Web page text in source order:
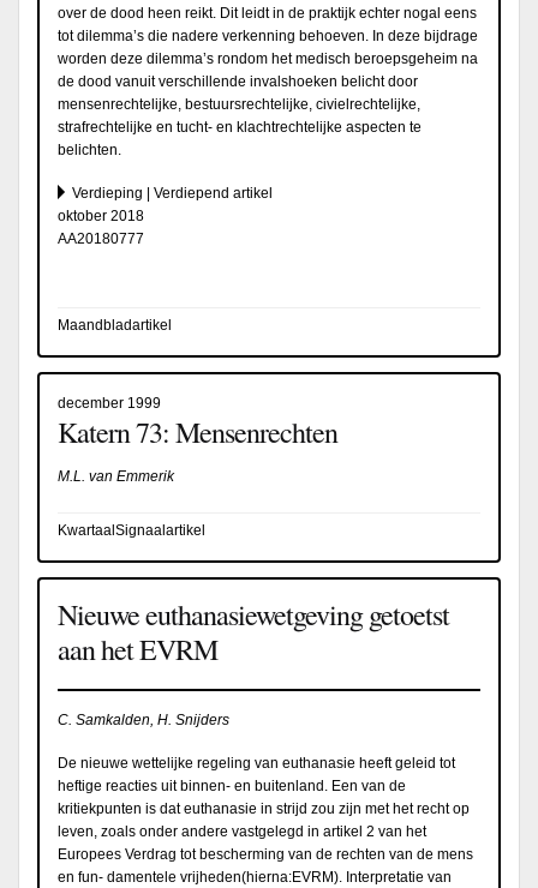
over de dood heen reikt. Dit leidt in de praktijk echter nogal eens
tot dilemma’s die nadere verkenning behoeven. In deze bijdrage
worden deze dilemma’s rondom het medisch beroepsgeheim na
de dood vanuit verschillende invalshoeken belicht door
mensenrechtelijke, bestuursrechtelijke, civielrechtelijke,
strafrechtelijke en tucht- en klachtrechtelijke aspecten te
belichten.
Verdieping | Verdiepend artikel
oktober 2018
AA20180777
Maandbladartikel
december 1999
Katern 73: Mensenrechten
M.L. van Emmerik
KwartaalSignaalartikel
Nieuwe euthanasiewetgeving getoetst
aan het EVRM
C. Samkalden, H. Snijders
De nieuwe wettelijke regeling van euthanasie heeft geleid tot
heftige reacties uit binnen- en buitenland. Een van de
kritiekpunten is dat euthanasie in strijd zou zijn met het recht op
leven, zoals onder andere vastgelegd in artikel 2 van het
Europees Verdrag tot bescherming van de rechten van de mens
en fun- damentele vrijheden(hierna:EVRM). Interpretatie van